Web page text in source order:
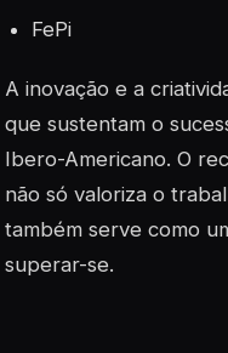
FePi
A inovação e a
que sustentam o
Ibero-Americano. O
não só valoriza o
também serve como
superar-se.